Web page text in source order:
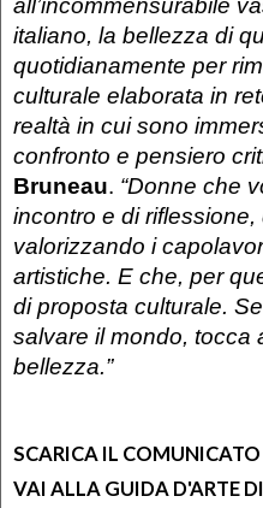
all’incommensurabile
italiano, la bellezza di
quotidianamente per
culturale elaborata in
realtà in cui sono
confronto e pensiero
Bruneau. “Donne che
incontro e di
valorizzando i
artistiche. E che, per
di proposta culturale.
salvare il mondo, tocca
bellezza.”
SCARICA IL COMUNICATO
VAI ALLA GUIDA D'ARTE